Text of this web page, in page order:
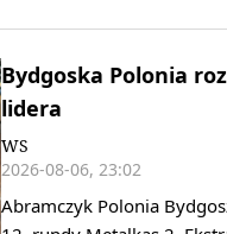
Bydgoska Polonia
lidera
WS
2026-08-06, 23:02
Abramczyk Polonia